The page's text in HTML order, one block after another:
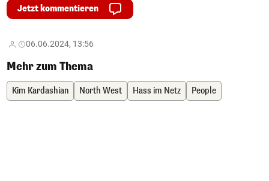
Jetzt kommentieren
06.06.2024, 13:56
Mehr zum Thema
Kim Kardashian North West Hass im Netz People